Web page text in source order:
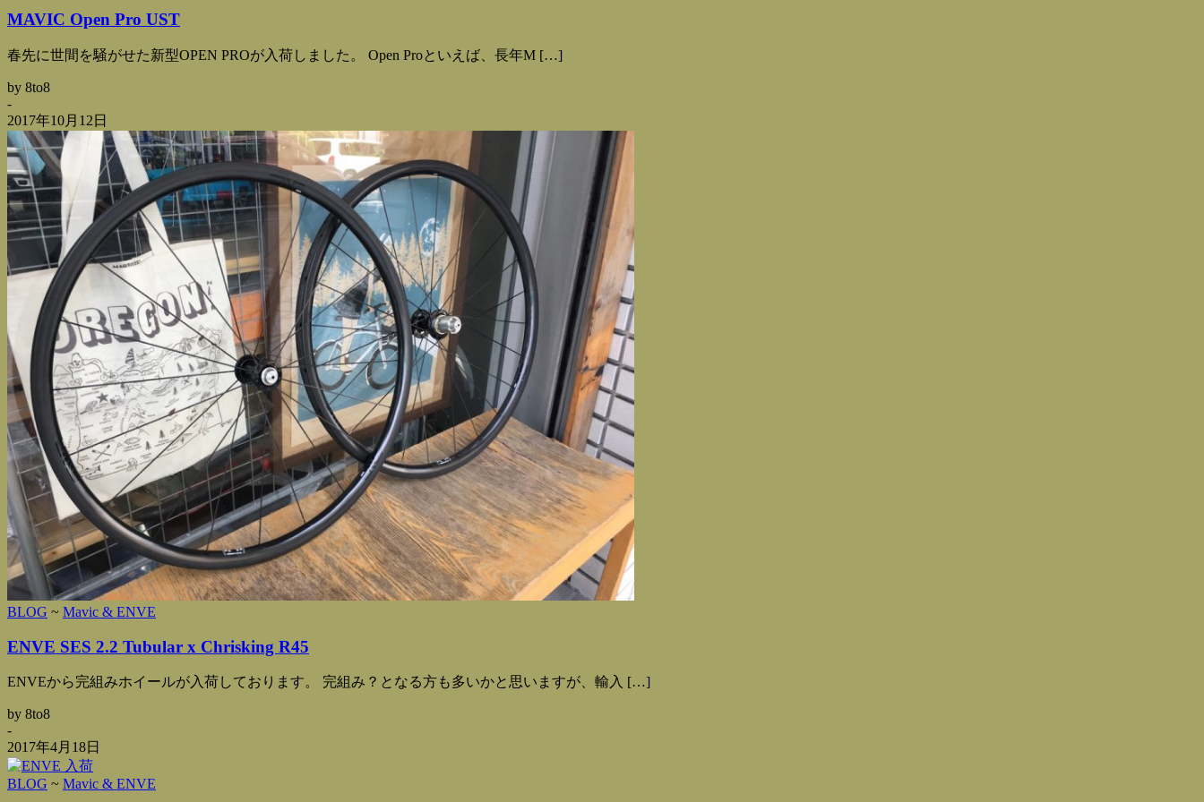
MAVIC Open Pro UST
春先に世間を騒がせた新型OPEN PROが入荷しました。 Open Proといえば、長年M […]
by 8to8
-
2017年10月12日
BLOG ~ Mavic & ENVE
ENVE SES 2.2 Tubular x Chrisking R45
ENVEから完組みホイールが入荷しております。 完組み？となる方も多いかと思いますが、輸入 […]
by 8to8
-
2017年4月18日
BLOG ~ Mavic & ENVE